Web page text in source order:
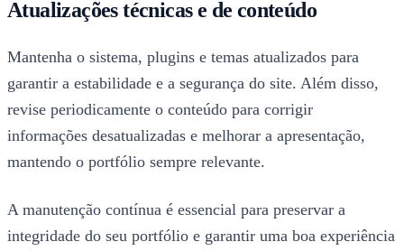
Atualizações técnicas e de conteúdo
Mantenha o sistema, plugins e temas atualizados para
garantir a estabilidade e a segurança do site. Além disso,
revise periodicamente o conteúdo para corrigir
informações desatualizadas e melhorar a apresentação,
mantendo o portfólio sempre relevante.
A manutenção contínua é essencial para preservar a
integridade do seu portfólio e garantir uma boa experiência